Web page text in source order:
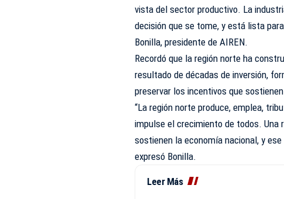
vista del sector productivo. La
decisión que se tome, y está lista
Bonilla, presidente de AIREN.
Recordó que la región norte ha
resultado de décadas de inversión,
preservar los incentivos que
“La región norte produce, emplea,
impulse el crecimiento de todos.
sostienen la economía nacional, y
expresó Bonilla.
Leer Más